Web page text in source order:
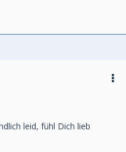
leid, fühl Dich lieb